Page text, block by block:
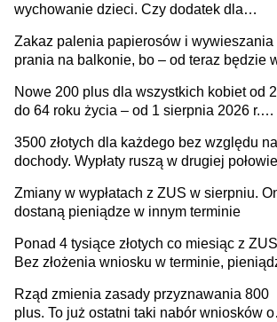
wychowanie dzieci. Czy dodatek dla
Zakaz palenia papierosów i wywieszania
prania na balkonie, bo – od teraz będzie
a właścicielowi mieszkania przysługiwać
będzie wyłącznie służebność? Nowy
rządowy
Nowe 200 plus dla wszystkich kobiet od
do 64 roku życia – od 1 sierpnia 2026 r.
programu rządowego
3500 złotych dla każdego bez względu na
dochody. Wypłaty ruszą w drugiej połowie
Zmiany w wypłatach z ZUS w sierpniu.
dostaną pieniądze w innym terminie
Ponad 4 tysiące złotych co miesiąc z
Bez złożenia wniosku w terminie,
Rząd zmienia zasady przyznawania 800
plus. To już ostatni taki nabór wniosków o